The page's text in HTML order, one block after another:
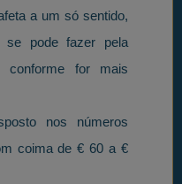
a um só sentido,
pode fazer pela
conforme for mais
nos números
coima de € 60 a €